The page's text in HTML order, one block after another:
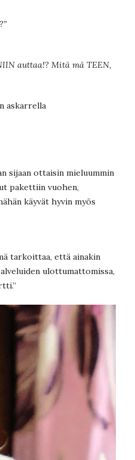
auttaa!? Mitä mä TEEN,
askarrella
sijaan ottaisin mieluummin
pakettiin vuohen,
käyvät hyvin myös
tarkoittaa, että ainakin
ulottumattomissa,